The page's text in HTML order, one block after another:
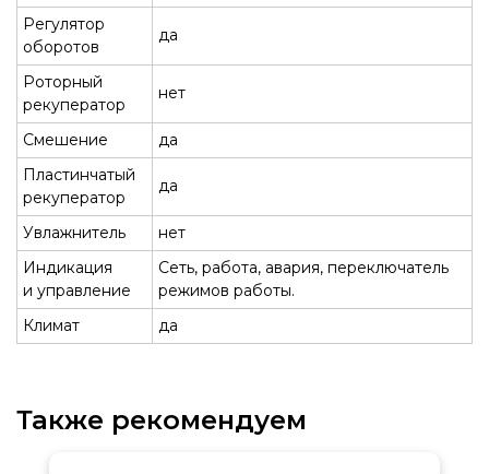
Регулятор
оборотов
да
Роторный
рекуператор
нет
Смешение
да
Пластинчатый
рекуператор
да
Увлажнитель
нет
Индикация
и управление
Сеть, работа, авария, переключатель
режимов работы.
Климат
да
Также рекомендуем